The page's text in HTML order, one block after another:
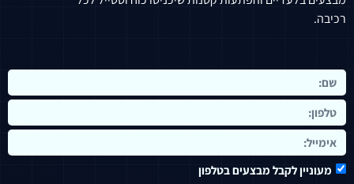
רכיבה.
מעוניין לקבל מבצעים בטלפון